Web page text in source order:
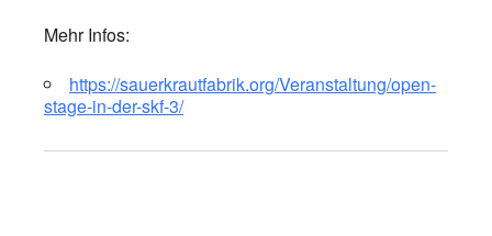
Mehr Infos:
https://sauerkrautfabrik.org/Veranstaltung/open-
stage-in-der-skf-3/